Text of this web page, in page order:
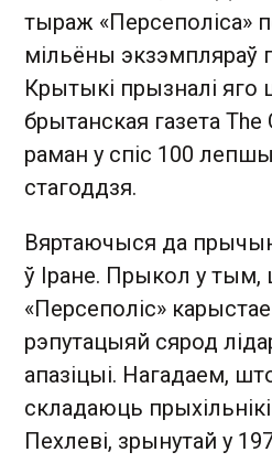
тыраж «Персеполіса»
мільёны экзэмпляраў
Крытыкі прызналі яго
брытанская газета
раман у спіс 100
стагоддзя.
Вяртаючыся да
ў Іране. Прыкол у тым,
«Персеполіс»
рэпутацыяй сярод
апазіцыі. Нагадаем,
складаюць
Пехлеві, зрынутай у